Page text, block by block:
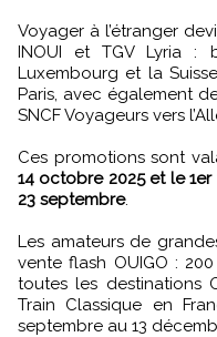
Voyager à l’étranger
INOUI et TGV Lyria :
Luxembourg et la
Paris, avec également
SNCF Voyageurs vers
Ces promotions sont
14 octobre 2025 et le
23 septembre.
Les amateurs de
vente flash OUIGO :
toutes les destinations
Train Classique en
septembre au 13